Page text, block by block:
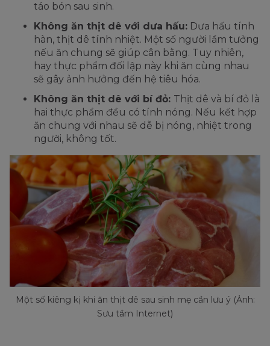
táo bón sau sinh.
Không ăn thịt dê với dưa hấu: Dưa hấu tính
hàn, thịt dê tính nhiệt. Một số người lầm tưởng
nếu ăn chung sẽ giúp cân bằng. Tuy nhiên,
hay thực phẩm đối lập này khi ăn cùng nhau
sẽ gây ảnh hưởng đến hệ tiêu hóa.
Không ăn thịt dê với bí đỏ: Thịt dê và bí đỏ là
hai thực phẩm đều có tính nóng. Nếu kết hợp
ăn chung với nhau sẽ dễ bị nóng, nhiệt trong
người, không tốt.
Một số kiêng kị khi ăn thịt dê sau sinh mẹ cần lưu ý (Ảnh:
Sưu tầm Internet)